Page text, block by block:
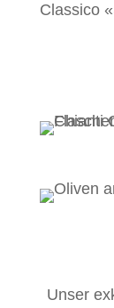
Classico
Unser